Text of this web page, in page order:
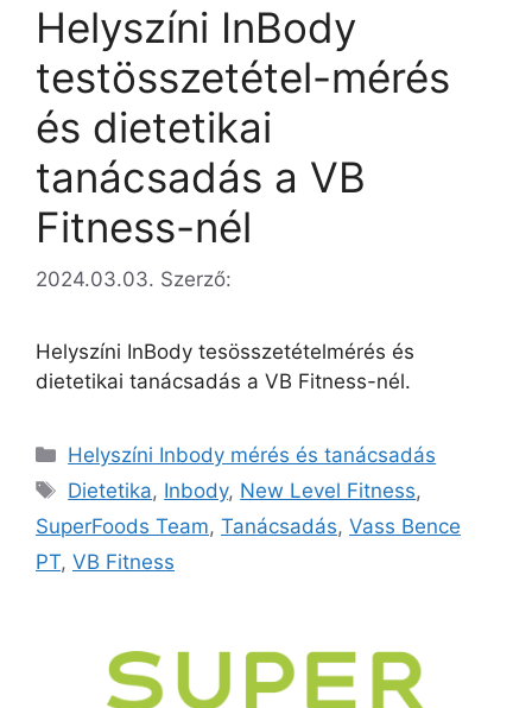
Helyszíni InBody
testösszetétel-mérés
és dietetikai
tanácsadás a VB
Fitness-nél
2024.03.03. Szerző:
Helyszíni InBody tesösszetételmérés és
dietetikai tanácsadás a VB Fitness-nél.
Helyszíni Inbody mérés és tanácsadás
Dietetika, Inbody, New Level Fitness,
SuperFoods Team, Tanácsadás, Vass Bence
PT, VB Fitness